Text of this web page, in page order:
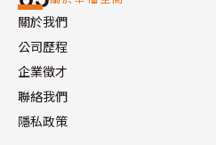
關於我們
公司歷程
企業徵才
聯絡我們
隱私政策